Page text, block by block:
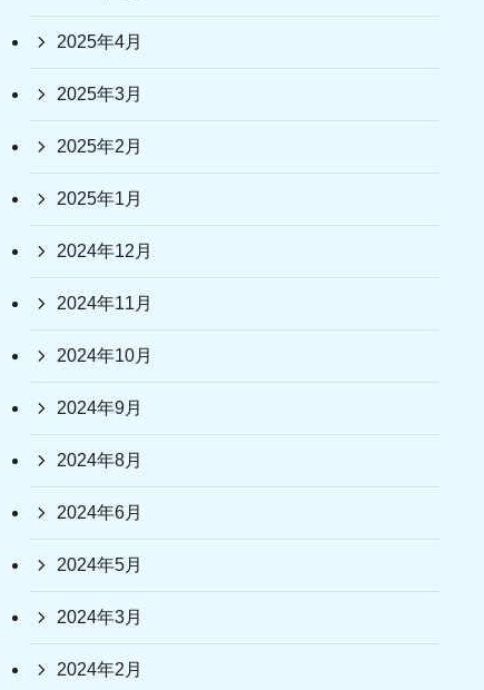
2025年4月
2025年3月
2025年2月
2025年1月
2024年12月
2024年11月
2024年10月
2024年9月
2024年8月
2024年6月
2024年5月
2024年3月
2024年2月